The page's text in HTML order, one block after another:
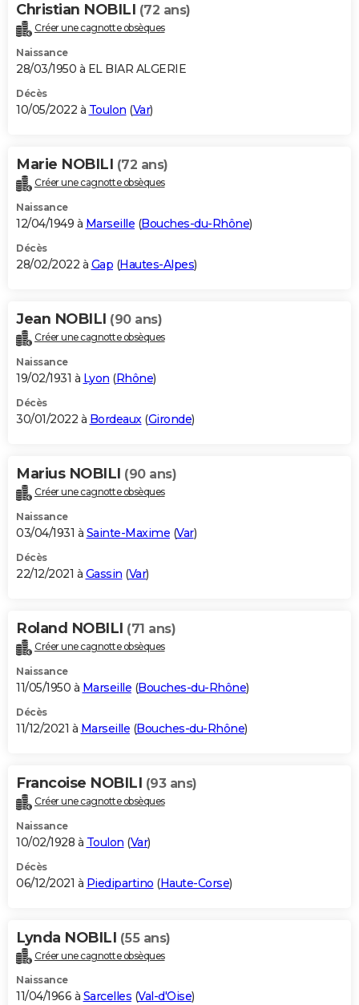
Christian NOBILI (72 ans)
Créer une cagnotte obsèques
Naissance
28/03/1950 à EL BIAR ALGERIE
Décès
10/05/2022 à Toulon (Var)
Marie NOBILI (72 ans)
Créer une cagnotte obsèques
Naissance
12/04/1949 à Marseille (Bouches-du-Rhône)
Décès
28/02/2022 à Gap (Hautes-Alpes)
Jean NOBILI (90 ans)
Créer une cagnotte obsèques
Naissance
19/02/1931 à Lyon (Rhône)
Décès
30/01/2022 à Bordeaux(Gironde)
Marius NOBILI (90 ans)
Créer une cagnotte obsèques
Naissance
03/04/1931 à Sainte-Maxime (Var)
Décès
22/12/2021 à Gassin (Var)
Roland NOBILI (71 ans)
Créer une cagnotte obsèques
Naissance
11/05/1950 à Marseille (Bouches-du-Rhône)
Décès
11/12/2021 à Marseille (Bouches-du-Rhône)
Francoise NOBILI (93 ans)
Créer une cagnotte obsèques
Naissance
10/02/1928 à Toulon (Var)
Décès
06/12/2021 à Piedipartino (Haute-Corse)
Lynda NOBILI (55 ans)
Créer une cagnotte obsèques
Naissance
11/04/1966 à Sarcelles (Val-d'Oise)